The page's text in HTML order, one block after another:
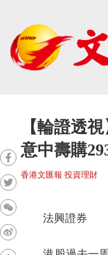
【輪證透
意中壽購
香港文匯報 投資理財
法興證券